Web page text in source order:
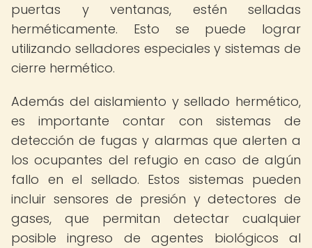
puertas y ventanas, estén selladas
herméticamente. Esto se puede lograr
utilizando selladores especiales y sistemas de
cierre hermético.
Además del aislamiento y sellado hermético,
es importante contar con sistemas de
detección de fugas y alarmas que alerten a
los ocupantes del refugio en caso de algún
fallo en el sellado. Estos sistemas pueden
incluir sensores de presión y detectores de
gases, que permitan detectar cualquier
posible ingreso de agentes biológicos al